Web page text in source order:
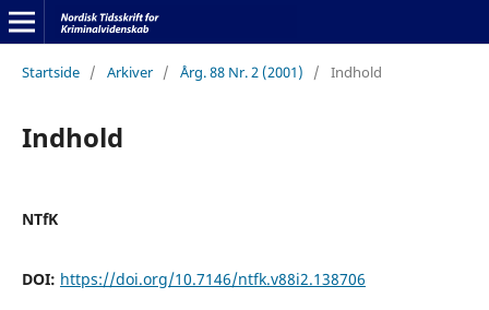
Startside / Arkiver / Årg. 88 Nr. 2 (2001) / Indhold
Indhold
NTfK
DOI: https://doi.org/10.7146/ntfk.v88i2.138706